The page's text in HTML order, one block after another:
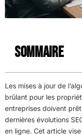
Sommaire
Les mises à jour de
brûlant pour les
entreprises doivent
dernières évolutions
en ligne. Cet article